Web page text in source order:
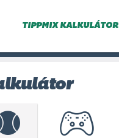
TIPPMIX KALKULÁTOR